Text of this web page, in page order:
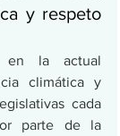
y respeto
la actual
climática y
cada
parte de la